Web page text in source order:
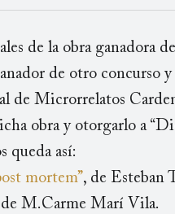
de la obra ganadora
de otro concurso
de Microrrelatos
obra y otorgarlo a
queda así:
mortem”, de Esteban
de M.Carme Marí Vila.